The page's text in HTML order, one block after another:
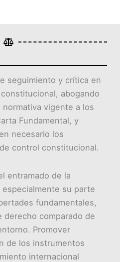
seguimiento y crítica en
abogando
vigente a los
Fundamental, y
necesario los
control constitucional.
entramado de la
su parte
fundamentales,
derecho comparado de
Promover
de los instrumentos
internacional